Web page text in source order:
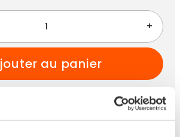
+
ajouter au panier